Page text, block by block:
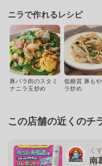
ニラで作れるレシピ
豚バラ肉のスタミ
ナニラ玉炒め
低糖質 豚も
ラ炒め
この店舗の近くのチ
く
南